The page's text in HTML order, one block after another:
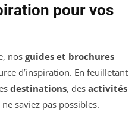
pour vos
nos guides et brochures
d’inspiration. En feuilletant
destinations, des activités
saviez pas possibles.